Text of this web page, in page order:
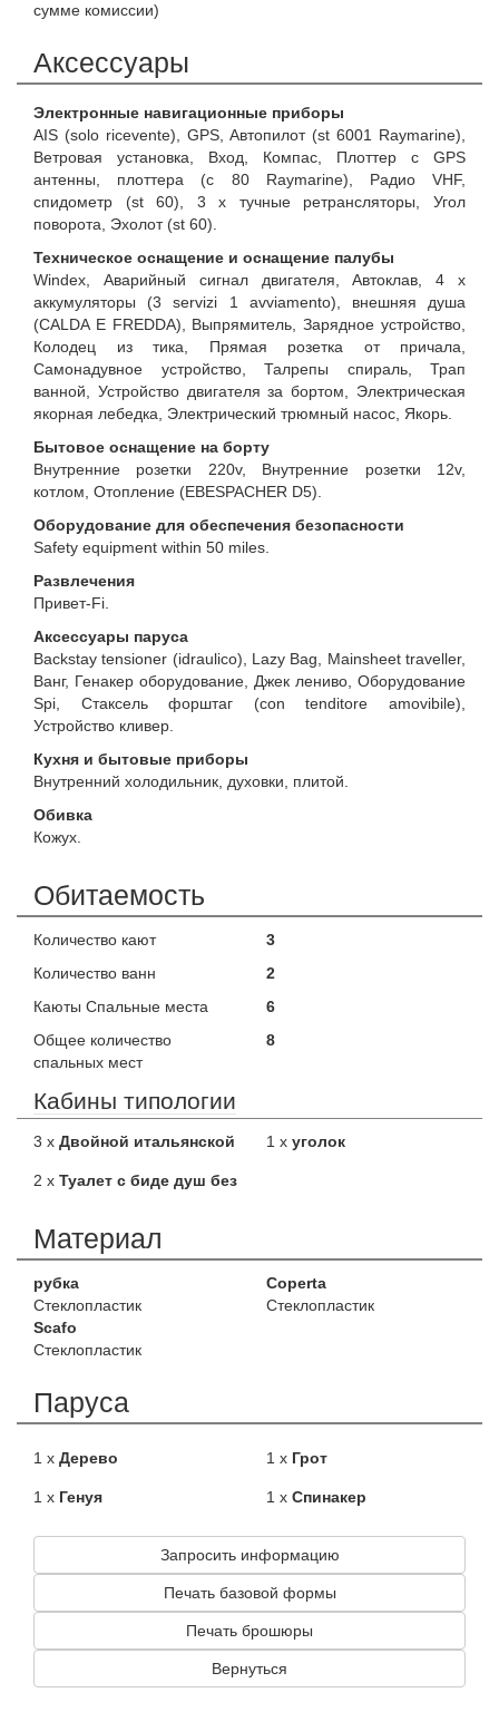
сумме комиссии)
Аксессуары
Электронные навигационные приборы
AIS (solo ricevente), GPS, Автопилот (st 6001 Raymarine),
Ветровая установка, Вход, Компас, Плоттер с GPS
антенны, плоттера (c 80 Raymarine), Радио VHF,
спидометр (st 60), 3 x тучные ретрансляторы, Угол
поворота, Эхолот (st 60).
Техническое оснащение и оснащение палубы
Windex, Аварийный сигнал двигателя, Автоклав, 4 x
аккумуляторы (3 servizi 1 avviamento), внешняя душа
(CALDA E FREDDA), Выпрямитель, Зарядное устройство,
Колодец из тика, Прямая розетка от причала,
Самонадувное устройство, Талрепы спираль, Трап
ванной, Устройство двигателя за бортом, Электрическая
якорная лебедка, Электрический трюмный насос, Якорь.
Бытовое оснащение на борту
Внутренние розетки 220v, Внутренние розетки 12v,
котлом, Отопление (EBESPACHER D5).
Оборудование для обеспечения безопасности
Safety equipment within 50 miles.
Развлечения
Привет-Fi.
Аксессуары паруса
Backstay tensioner (idraulico), Lazy Bag, Mainsheet traveller,
Ванг, Генакер оборудование, Джек лениво, Оборудование
Spi, Стаксель форштаг (con tenditore amovibile),
Устройство кливер.
Кухня и бытовые приборы
Внутренний холодильник, духовки, плитой.
Обивка
Кожух.
Обитаемость
Количество кают
3
Количество ванн
2
Каюты Спальные места
6
Общее количество
спальных мест
8
Кабины типологии
3 x Двойной итальянской 1 x уголок
2 x Туалет с биде душ без
Материал
рубка
Стеклопластик
Coperta
Стеклопластик
Scafo
Стеклопластик
Паруса
1 x Дерево 1 x Грот
1 x Генуя 1 x Спинакер
Запросить информацию
Печать базовой формы
Печать брошюры
Вернуться